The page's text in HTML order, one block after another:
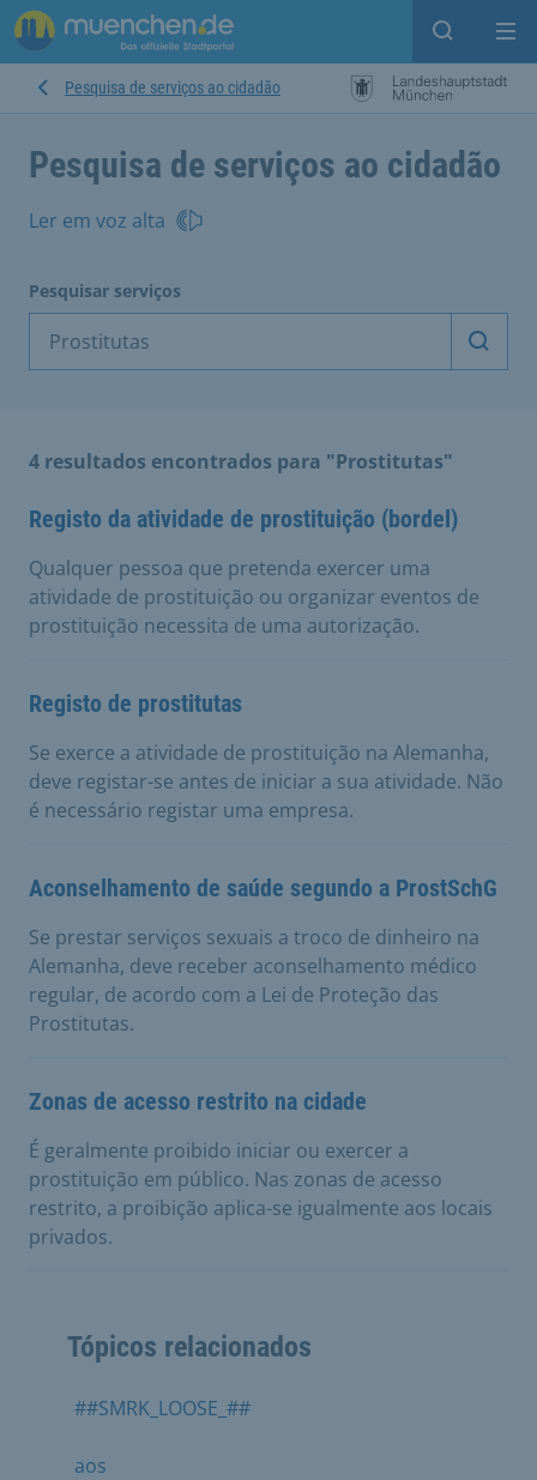
Open
Pesquisa de serviços ao cidadão
Pesquisa de serviços ao cidadão
Ler em voz alta
Pesquisar serviços
4 resultados encontrados para "Prostitutas"
Registo da atividade de prostituição (bordel)
Qualquer pessoa que pretenda exercer uma
atividade de prostituição ou organizar eventos de
prostituição necessita de uma autorização.
Registo de prostitutas
Se exerce a atividade de prostituição na Alemanha,
deve registar-se antes de iniciar a sua atividade. Não
é necessário registar uma empresa.
Aconselhamento de saúde segundo a ProstSchG
Se prestar serviços sexuais a troco de dinheiro na
Alemanha, deve receber aconselhamento médico
regular, de acordo com a Lei de Proteção das
Prostitutas.
Zonas de acesso restrito na cidade
É geralmente proibido iniciar ou exercer a
prostituição em público. Nas zonas de acesso
restrito, a proibição aplica-se igualmente aos locais
privados.
Tópicos relacionados
##SMRK_LOOSE_##
aos